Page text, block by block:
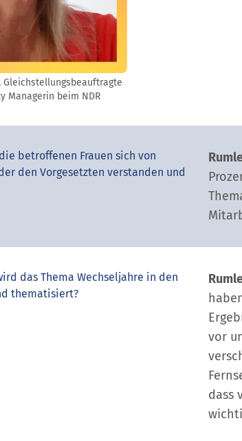
Gleichstellungsbeauftragte
Managerin​ beim NDR
betroffenen Frauen sich von
den Vorgesetzten verstanden und
das Thema Wechseljahre in den
thematisiert?
vor
dass